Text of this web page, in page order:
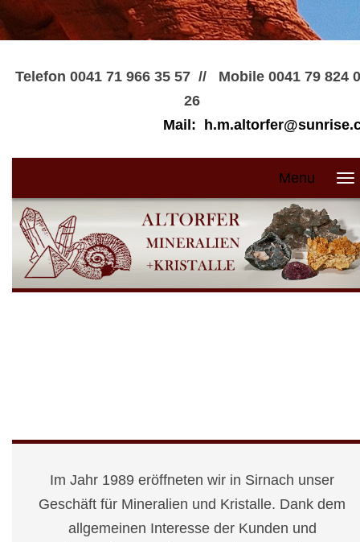
Telefon 0041 71 966 35 57 // Mobile 0041 79 824
26
Mail:
Menu
Im Jahr 1989 eröffneten wir in Sirnach unser
Geschäft für Mineralien und Kristalle. Dank dem
allgemeinen Interesse der Kunden und